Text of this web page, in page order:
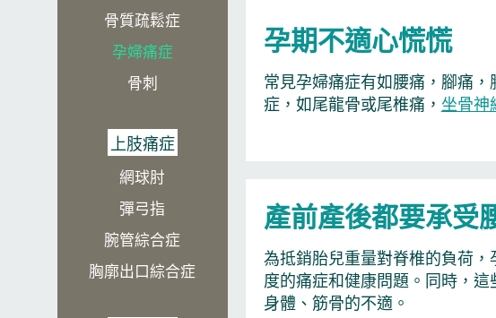
骨質疏鬆症
孕婦痛症
骨刺
上肢痛症
網球肘
彈弓指
腕管綜合症
胸廓出口綜合症
孕期不適心慌慌
常見孕婦痛症有如腰痛，腳痛
症，如尾龍骨或尾椎痛， 坐骨神
產前產後都要承受
為抵銷胎兒重量對脊椎的負荷
度的痛症和健康問題。同時，
身體、筋骨的不適。